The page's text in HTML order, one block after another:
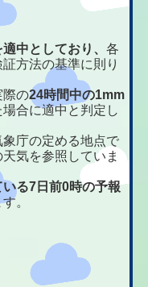
中としており、各
方法の基準に則り
際の24時間中の1mm
合に適中と判定し
庁の定める地点で
天気を参照していま
る7日前0時の予報
。